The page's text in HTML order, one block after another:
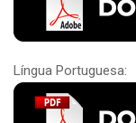
Língua Portuguesa: